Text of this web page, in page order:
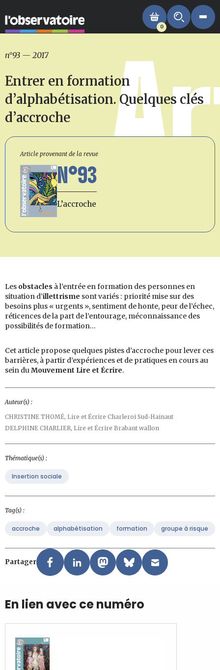
0
n°93 — 2017
Entrer en formation
d’alphabétisation. Quelques clés
d’accroche
Article provenant de la revue
N°93
L’accroche
Les obstacles à l’entrée en formation des personnes en
situation d’illettrisme sont variés : priorité mise sur des
besoins plus « urgents », sentiment de honte, peur de l’échec,
réticences de la part de l’entourage, méconnaissance des
possibilités de formation…
Cet article propose quelques pistes d’accroche pour lever ces
barrières, à partir d’expériences et de pratiques en cours au
sein duMouvement Lire et Écrire.
Auteur(s) :
CHRISTINE THOMÉ, Lire et Écrire Charleroi Sud-Hainaut
DELPHINE CHARLIER, Lire et Écrire Brabant wallon
Thématique(s) :
Insertion sociale
Tag(s) :
accroche alphabétisation formation groupe à risque
Partager
En lien avec ce numéro